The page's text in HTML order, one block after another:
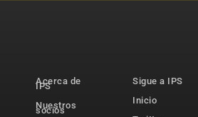
Acerca de
IPS
Nuestros
socios
Sigue a IPS
Inicio